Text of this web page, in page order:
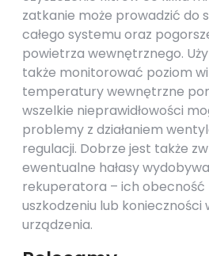
zatkanie może prowadzić do
całego systemu oraz
powietrza wewnętrznego.
także monitorować poziom
temperatury wewnętrzne
wszelkie nieprawidłowości
problemy z działaniem
regulacji. Dobrze jest także
ewentualne hałasy
rekuperatora – ich obecność
uszkodzeniu lub konieczności
urządzenia.